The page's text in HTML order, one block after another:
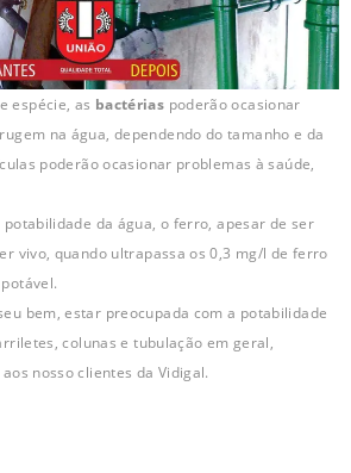
espécie, as bactérias poderão ocasionar
na água, dependendo do tamanho e da
poderão ocasionar problemas à saúde,
potabilidade da água, o ferro, apesar de ser
vivo, quando ultrapassa os 0,3 mg/l de ferro
bem, estar preocupada com a potabilidade
colunas e tubulação em geral,
nosso clientes da Vidigal.